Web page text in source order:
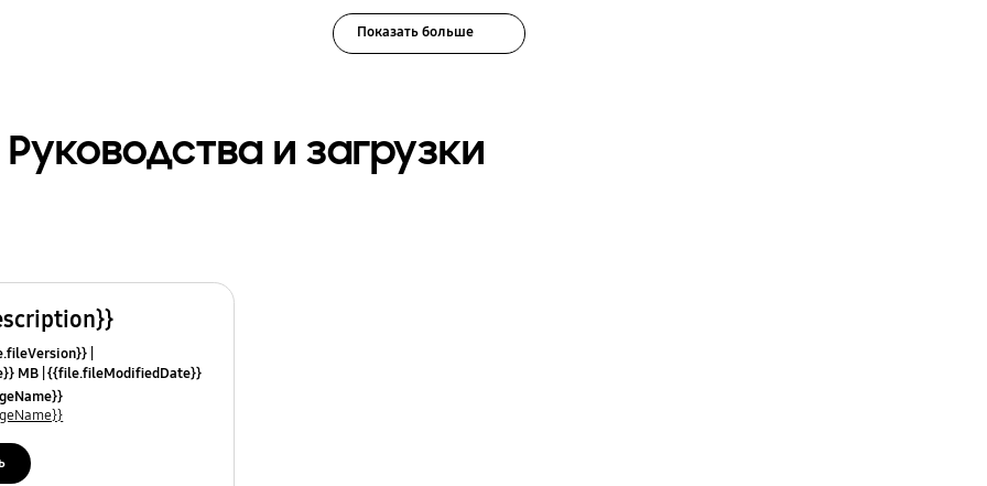
Показать больше
Руководства и загрузки
MB {{file.fileModifiedDate}}